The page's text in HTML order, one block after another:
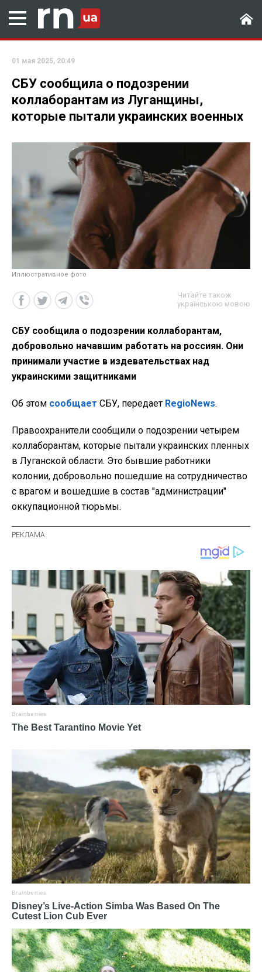
01 мая 2025, 20:49
СБУ сообщила о подозрении
коллаборантам из Луганщины,
которые пытали украинских военных
Иллюстративное фото
Читайте також
українською мовою
СБУ сообщила о подозрении коллаборантам,
добровольно начавшим работать на россиян. Они
принимали участие в издевательствах над
украинскими защитниками
Об этом сообщает СБУ, передает RegioNews.
Правоохранители сообщили о подозрении четырем
коллаборантам, которые пытали украинских пленных
в Луганской области. Это бывшие работники
колонии, добровольно пошедшие на сотрудничество
с врагом и вошедшие в состав "администрации"
оккупационной тюрьмы.